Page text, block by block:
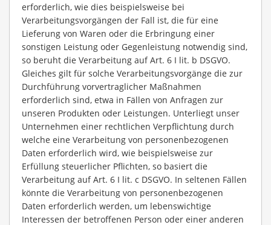
erforderlich, wie dies beispielsweise bei
Verarbeitungsvorgängen der Fall ist, die für eine
Lieferung von Waren oder die Erbringung einer
sonstigen Leistung oder Gegenleistung notwendig sind,
so beruht die Verarbeitung auf Art. 6 I lit. b DSGVO.
Gleiches gilt für solche Verarbeitungsvorgänge die zur
Durchführung vorvertraglicher Maßnahmen
erforderlich sind, etwa in Fällen von Anfragen zur
unseren Produkten oder Leistungen. Unterliegt unser
Unternehmen einer rechtlichen Verpflichtung durch
welche eine Verarbeitung von personenbezogenen
Daten erforderlich wird, wie beispielsweise zur
Erfüllung steuerlicher Pflichten, so basiert die
Verarbeitung auf Art. 6 I lit. c DSGVO. In seltenen Fällen
könnte die Verarbeitung von personenbezogenen
Daten erforderlich werden, um lebenswichtige
Interessen der betroffenen Person oder einer anderen